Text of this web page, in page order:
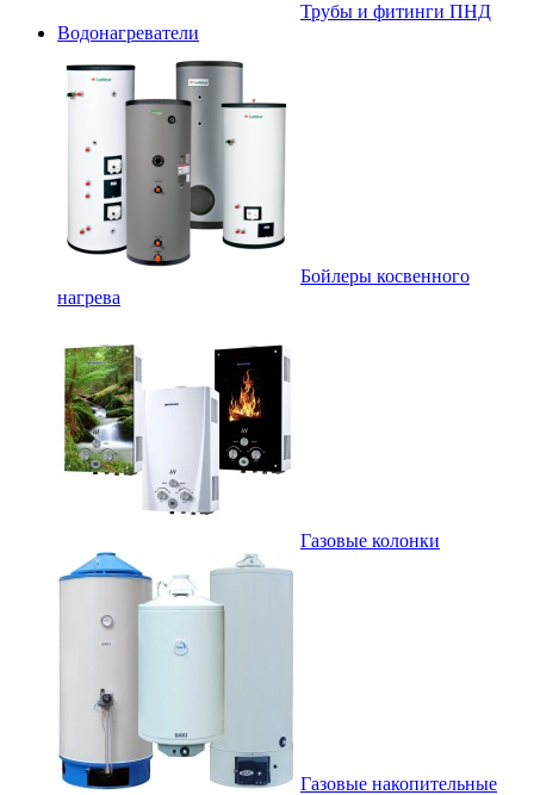
Трубы и фитинги ПНД
Водонагреватели
Бойлеры косвенного
нагрева
Газовые колонки
Газовые накопительные